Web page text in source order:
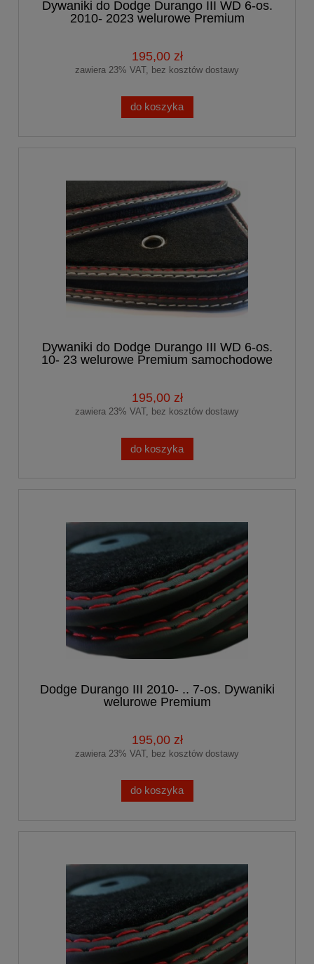
Dywaniki do Dodge Durango III WD 6-os.
2010- 2023 welurowe Premium
195,00 zł
zawiera 23% VAT, bez kosztów dostawy
do koszyka
Dywaniki do Dodge Durango III WD 6-os.
10- 23 welurowe Premium samochodowe
195,00 zł
zawiera 23% VAT, bez kosztów dostawy
do koszyka
Dodge Durango III 2010- .. 7-os. Dywaniki
welurowe Premium
195,00 zł
zawiera 23% VAT, bez kosztów dostawy
do koszyka